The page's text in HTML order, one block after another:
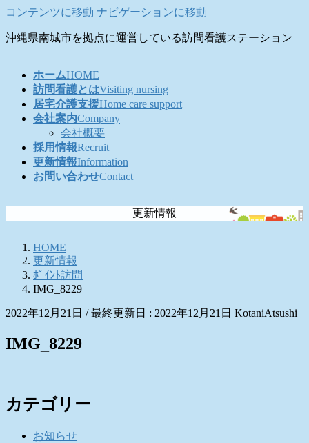
コンテンツに移動 ナビゲーションに移動
沖縄県南城市を拠点に運営している訪問看護ステーション
ホームHOME
訪問看護とはVisiting nursing
居宅介護支援Home care support
会社案内Company
会社概要
採用情報Recruit
更新情報Information
お問い合わせContact
更新情報
HOME
更新情報
ﾎﾟｲﾝﾄ訪問
IMG_8229
2022年12月21日 / 最終更新日 : 2022年12月21日 KotaniAtsushi
IMG_8229
カテゴリー
お知らせ